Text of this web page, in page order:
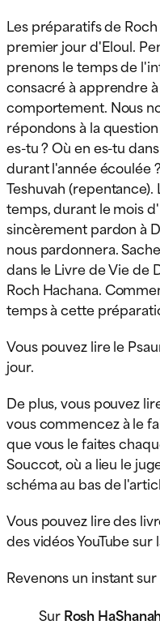
Les préparatifs de
premier jour d'Eloul.
prenons le temps de
consacré à apprendre
comportement. Nous
répondons à la
es-tu ? Où en es-tu
durant l'année écoulée
Teshuvah
temps, durant le mois
sincèrement pardon à
nous pardonnera.
dans le Livre de Vie de
Roch Hachana.
temps à cette
Vous pouvez lire le
jour.
De plus, vous pouvez
vous commencez à le
que vous le faites
Souccot, où a lieu le
schéma au bas de
Vous pouvez lire des
des vidéos YouTube sur
Revenons un instant
SurRosh